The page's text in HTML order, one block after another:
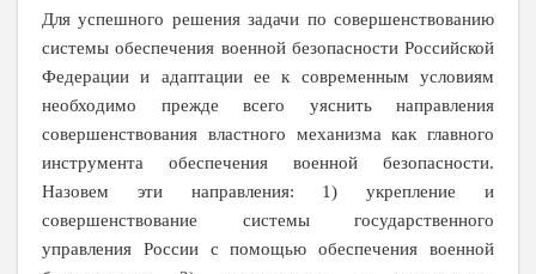
Для успешного решения задачи по совершенствованию
системы обеспечения военной безопасности Российской
Федерации и адаптации ее к современным условиям
необходимо прежде всего уяснить направления
совершенствования властного механизма как главного
инструмента обеспечения военной безопасности.
Назовем эти направления: 1) укрепление и
совершенствование системы государственного
управления России с помощью обеспечения военной